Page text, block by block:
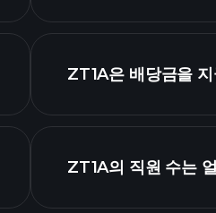
ZT1A은 배당금을
ZT1A의 직원 수는